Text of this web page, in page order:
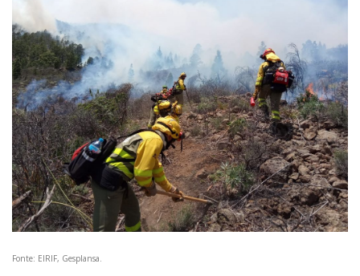
Fonte: EIRIF, Gesplansa.